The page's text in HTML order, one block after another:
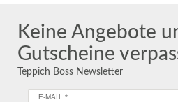
Keine Angebote
Gutscheine
Teppich Boss Newsletter
E-MAIL *